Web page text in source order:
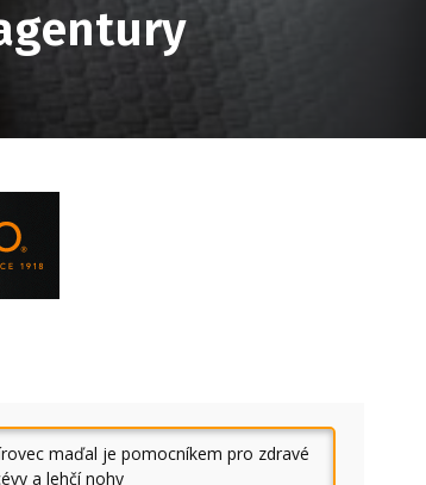
maďal je pomocníkem pro zdravé
a lehčí nohy